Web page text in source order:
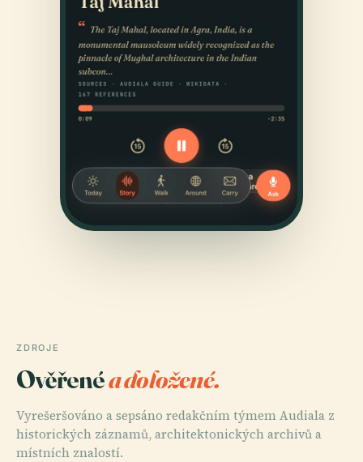
ZDROJE
Ověřenéa doložené.
Vyrešeršováno a sepsáno redakčním týmem Audiala z
historických záznamů, architektonických archivů a
místních znalostí.